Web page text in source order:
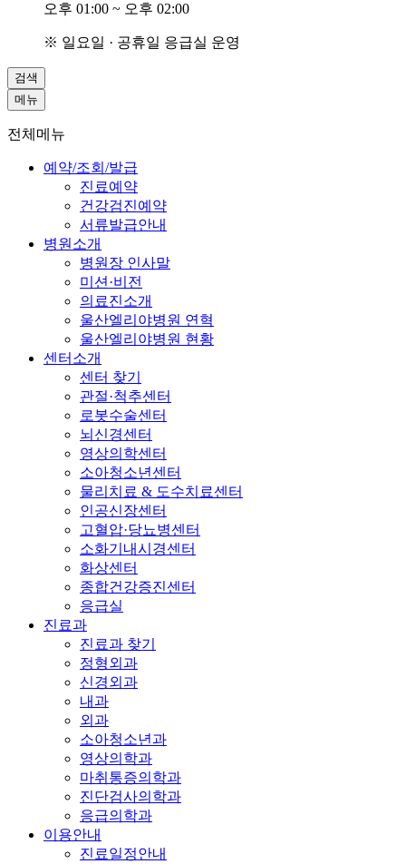
오후 01:00 ~ 오후 02:00
※ 일요일 · 공휴일 응급실 운영
검색
메뉴
전체메뉴
예약/조회/발급
진료예약
건강검진예약
서류발급안내
병원소개
병원장 인사말
미션·비전
의료진소개
울산엘리야병원 연혁
울산엘리야병원 현황
센터소개
센터 찾기
관절·척추센터
로봇수술센터
뇌신경센터
영상의학센터
소아청소년센터
물리치료 & 도수치료센터
인공신장센터
고혈압·당뇨병센터
소화기내시경센터
화상센터
종합건강증진센터
응급실
진료과
진료과 찾기
정형외과
신경외과
내과
외과
소아청소년과
영상의학과
마취통증의학과
진단검사의학과
응급의학과
이용안내
진료일정안내